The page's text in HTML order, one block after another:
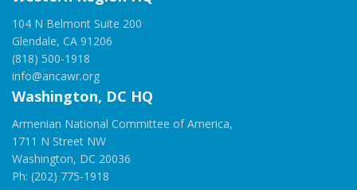
104 N Belmont Suite 200
Glendale, CA 91206
(818) 500-1918
info@ancawr.org
Washington, DC HQ
Armenian National Committee of America,
1711 N Street NW
Washington, DC 20036
Ph: (202) 775-1918